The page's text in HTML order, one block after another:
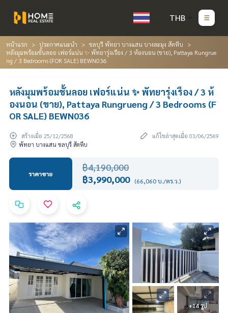
THB
หน้าแรก ประกาศแนะนำ
ชลบุรี พัทยา บางแสน บางละมุง สัตหีบ
หลังมุมพร้อมชั้นลอย เฟอร์แน่น ✨ พัทยารุ่งเรือง / 3 ห้องนอน (ขาย), Pattaya Rungrue
ng / 3 Bedrooms (FOR SALE) BEWN036
หลังมุมพร้อมชั้นลอย เฟอร์แน่น ✨ พัทยารุ่งเรือง / 3 ห้
องนอน (ขาย), Pattaya Rungrueng / 3 Bedrooms (F
OR SALE) BEWN036
สร้างเมื่อ 25/12/2568
แก้ไขล่าสุดเมื่อ 03/06/2569
พัทยา บางแสน ชลบุรี สัตหีบ
ราคาขาย
฿4,190,000
฿3,990,000 (66,060 บ./ตร.ว.)
+14 รูป